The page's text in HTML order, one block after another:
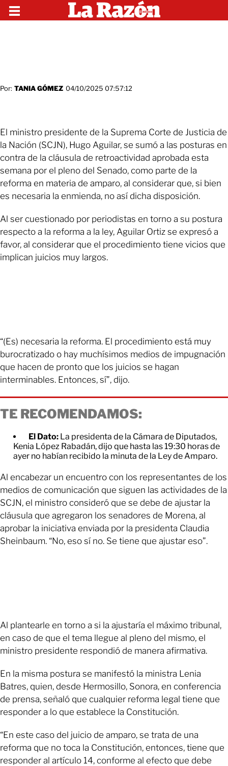
Por: TANIA GÓMEZ 04/10/2025 07:57:12
El ministro presidente de la Suprema Corte de Justicia de
la Nación (SCJN), Hugo Aguilar, se sumó a las posturas en
contra de la cláusula de retroactividad aprobada esta
semana por el pleno del Senado, como parte de la
reforma en materia de amparo, al considerar que, si bien
es necesaria la enmienda, no así dicha disposición.
Al ser cuestionado por periodistas en torno a su postura
respecto a la reforma a la ley, Aguilar Ortiz se expresó a
favor, al considerar que el procedimiento tiene vicios que
implican juicios muy largos.
“(Es) necesaria la reforma. El procedimiento está muy
burocratizado o hay muchísimos medios de impugnación
que hacen de pronto que los juicios se hagan
interminables. Entonces, sí”, dijo.
TE RECOMENDAMOS:
El Dato: La presidenta de la Cámara de Diputados,
Kenia López Rabadán, dijo que hasta las 19:30 horas de
ayer no habían recibido la minuta de la Ley de Amparo.
Al encabezar un encuentro con los representantes de los
medios de comunicación que siguen las actividades de la
SCJN, el ministro consideró que se debe de ajustar la
cláusula que agregaron los senadores de Morena, al
aprobar la iniciativa enviada por la presidenta Claudia
Sheinbaum. “No, eso sí no. Se tiene que ajustar eso”.
Al plantearle en torno a si la ajustaría el máximo tribunal,
en caso de que el tema llegue al pleno del mismo, el
ministro presidente respondió de manera afirmativa.
En la misma postura se manifestó la ministra Lenia
Batres, quien, desde Hermosillo, Sonora, en conferencia
de prensa, señaló que cualquier reforma legal tiene que
responder a lo que establece la Constitución.
“En este caso del juicio de amparo, se trata de una
reforma que no toca la Constitución, entonces, tiene que
responder al artículo 14, conforme al efecto que debe